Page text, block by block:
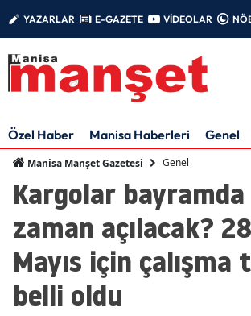
YAZARLAR E-GAZETE VİDEOLAR
Özel Haber Manisa Haberleri Genel
Manisa Manşet Gazetesi Genel
Kargolar
zaman açılacak?
Mayıs için
belli oldu